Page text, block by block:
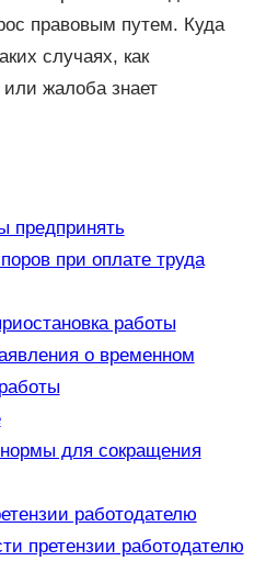
правовым путем. Куда
случаях, как
жалоба знает
предпринять
при оплате труда
работы
о временном
для сокращения
работодателю
претензии работодателю